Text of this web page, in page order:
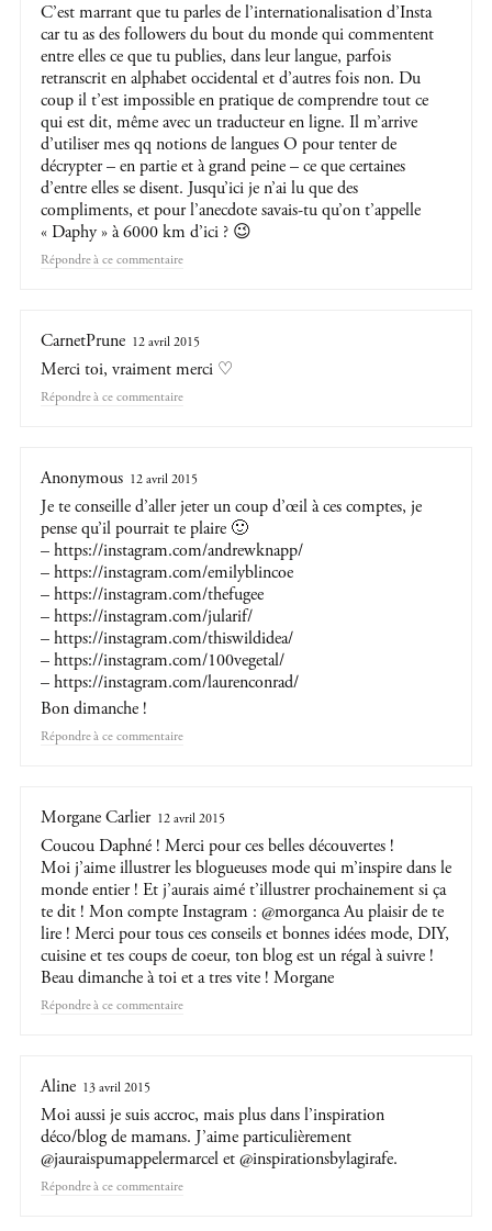
C’est marrant que tu parles de l’internationalisation d’Insta
car tu as des followers du bout du monde qui commentent
entre elles ce que tu publies, dans leur langue, parfois
retranscrit en alphabet occidental et d’autres fois non. Du
coup il t’est impossible en pratique de comprendre tout ce
qui est dit, même avec un traducteur en ligne. Il m’arrive
d’utiliser mes qq notions de langues O pour tenter de
décrypter – en partie et à grand peine – ce que certaines
d’entre elles se disent. Jusqu’ici je n’ai lu que des
compliments, et pour l’anecdote savais-tu qu’on t’appelle
« Daphy » à 6000 km d’ici ? 😉
Répondre
CarnetPrune 12 avril 2015
Merci toi, vraiment merci ♡
Répondre
Anonymous 12 avril 2015
Je te conseille d’aller jeter un coup d’œil à ces comptes, je
pense qu’il pourrait te plaire 🙂
–https://instagram.com/andrewknapp/
–https://instagram.com/emilyblincoe
–https://instagram.com/thefugee
–https://instagram.com/jularif/
–https://instagram.com/thiswildidea/
–https://instagram.com/100vegetal/
–https://instagram.com/laurenconrad/
Bon dimanche !
Répondre
Morgane Carlier 12 avril 2015
Coucou Daphné ! Merci pour ces belles découvertes !
Moi j’aime illustrer les blogueuses mode qui m’inspire dans le
monde entier ! Et j’aurais aimé t’illustrer prochainement si ça
te dit ! Mon compte Instagram : @morganca Au plaisir de te
lire ! Merci pour tous ces conseils et bonnes idées mode, DIY,
cuisine et tes coups de coeur, ton blog est un régal à suivre !
Beau dimanche à toi et a tres vite ! Morgane
Répondre
Aline 13 avril 2015
Moi aussi je suis accroc, mais plus dans l’inspiration
déco/blog de mamans. J’aime particulièrement
@jauraispumappelermarcel et @inspirationsbylagirafe.
Répondre